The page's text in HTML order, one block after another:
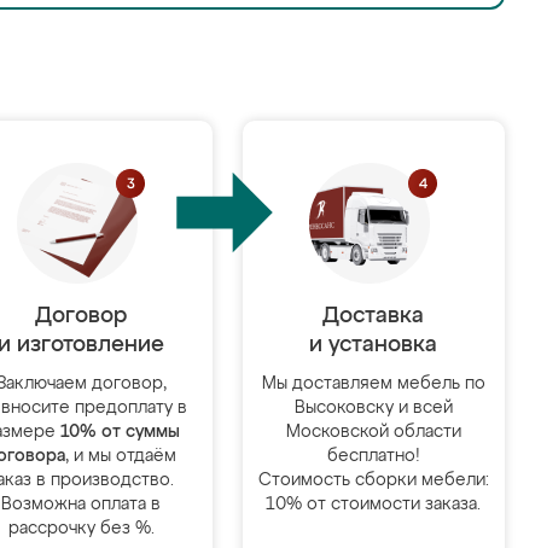
Договор
изготовление
договор,
предоплату в
10% от суммы
, и мы отдаём
в производство.
Возможна оплата в
рассрочку без %.
Доставка
и установка
Мы доставляем мебель по
Высоковску и всей
Московской области
бесплатно!
Стоимость сборки мебели:
10% от стоимости заказа.